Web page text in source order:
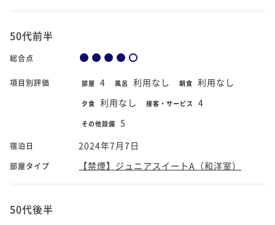
50代前半
総合点
項目別評価 部屋 4 風呂 利用なし 朝食 利用なし
夕食 利用なし 接客・サービス 4
その他設備 5
宿泊日 2024年7月7日
部屋タイプ 【禁煙】ジュニアスイートA（和洋室）
50代後半